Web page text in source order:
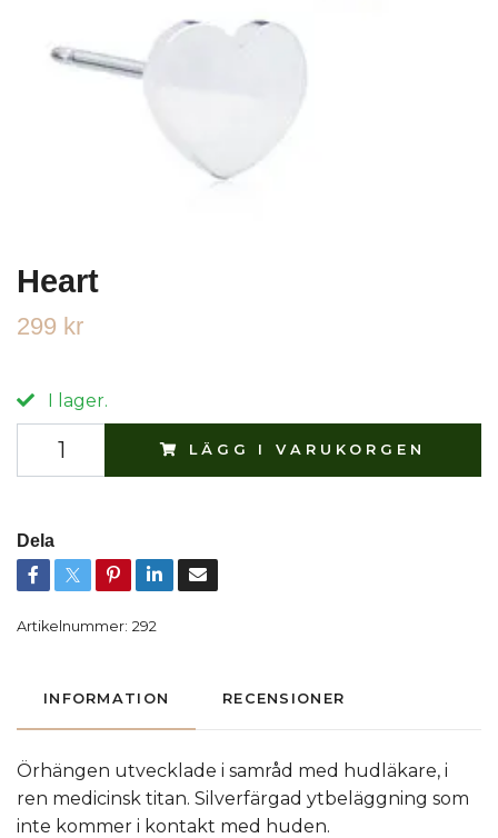
Heart
299 kr
I lager.
LÄGG I VARUKORGEN
Dela
Artikelnummer: 292
INFORMATION RECENSIONER
Örhängen utvecklade i samråd med hudläkare, i
ren medicinsk titan. Silverfärgad ytbeläggning som
inte kommer i kontakt med huden.